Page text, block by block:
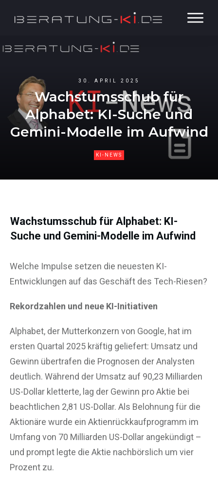
30. APRIL 2025
Wachstumsschub für
Alphabet: KI-Suche und
Gemini-Modelle im Aufwind
KI-NEWS
Wachstumsschub für Alphabet: KI-
Suche und Gemini-Modelle im Aufwind
Welche Impulse setzen die neuesten KI-
Entwicklungen auf das Geschäft des Tech-Riesen?
Rekordzahlen und neue KI-Initiativen
Alphabet, der Mutterkonzern von Google, hat im
ersten Quartal 2025 kräftig geliefert: Umsatz und
Gewinn übertrafen die Prognosen der Analysten
deutlich. Während der Umsatz auf 90,23 Milliarden
US-Dollar kletterte, lag der Gewinn pro Aktie bei
beachtlichen 2,81 US-Dollar. Als Belohnung für die
Aktionäre wurde ein Aktienrückkaufprogramm im
Umfang von 70 Milliarden US-Dollar angekündigt –
und prompt legte die Aktie nachbörslich um vier
Prozent zu.